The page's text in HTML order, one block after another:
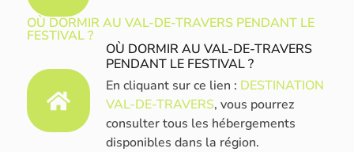
OÙ DORMIR AU VAL-DE-TRAVERS PENDANT LE
FESTIVAL ?
OÙ DORMIR AU VAL-DE-TRAVERS
PENDANT LE FESTIVAL ?​
En cliquant sur ce lien : DESTINATION
VAL-DE-TRAVERS, vous pourrez
consulter tous les hébergements
disponibles dans la région.